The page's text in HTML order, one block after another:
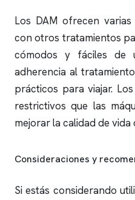
Los DAM ofrecen
con otros tratamientos
cómodos y fáciles de
adherencia al
prácticos para viajar.
restrictivos que las
mejorar la calidad de vida
Consideraciones y
Si estás considerando